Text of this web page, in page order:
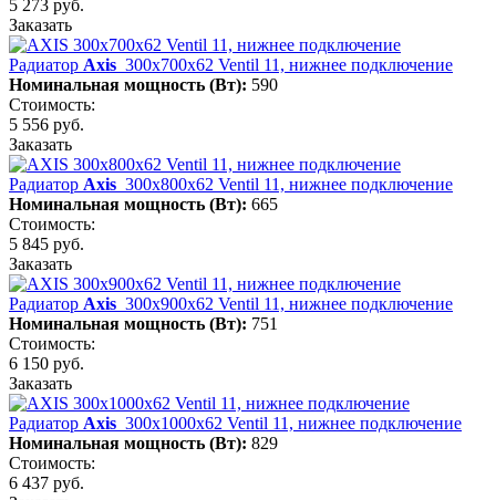
5 273 руб.
Заказать
Радиатор Axis 300х700х62 Ventil 11, нижнее подключение
Номинальная мощность (Вт): 590
Стоимость:
5 556 руб.
Заказать
Радиатор Axis 300х800х62 Ventil 11, нижнее подключение
Номинальная мощность (Вт): 665
Стоимость:
5 845 руб.
Заказать
Радиатор Axis 300х900х62 Ventil 11, нижнее подключение
Номинальная мощность (Вт): 751
Стоимость:
6 150 руб.
Заказать
Радиатор Axis 300х1000х62 Ventil 11, нижнее подключение
Номинальная мощность (Вт): 829
Стоимость:
6 437 руб.